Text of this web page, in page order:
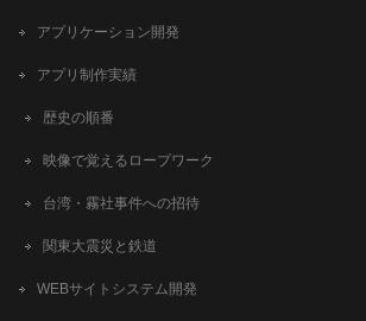
アプリケーション開発
アプリ制作実績
歴史の順番
映像で覚えるロープワーク
台湾・霧社事件への招待
関東大震災と鉄道
WEBサイトシステム開発